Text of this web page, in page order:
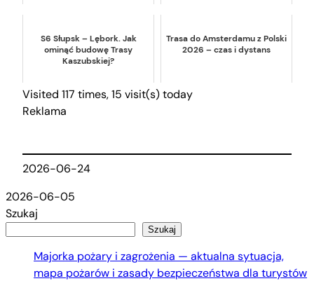
S6 Słupsk – Lębork. Jak
ominąć budowę Trasy
Kaszubskiej?
Trasa do Amsterdamu z Polski
2026 – czas i dystans
Visited 117 times, 15 visit(s) today
Reklama
2026-06-24
2026-06-05
Szukaj
Szukaj
Majorka pożary i zagrożenia — aktualna sytuacja,
mapa pożarów i zasady bezpieczeństwa dla turystów